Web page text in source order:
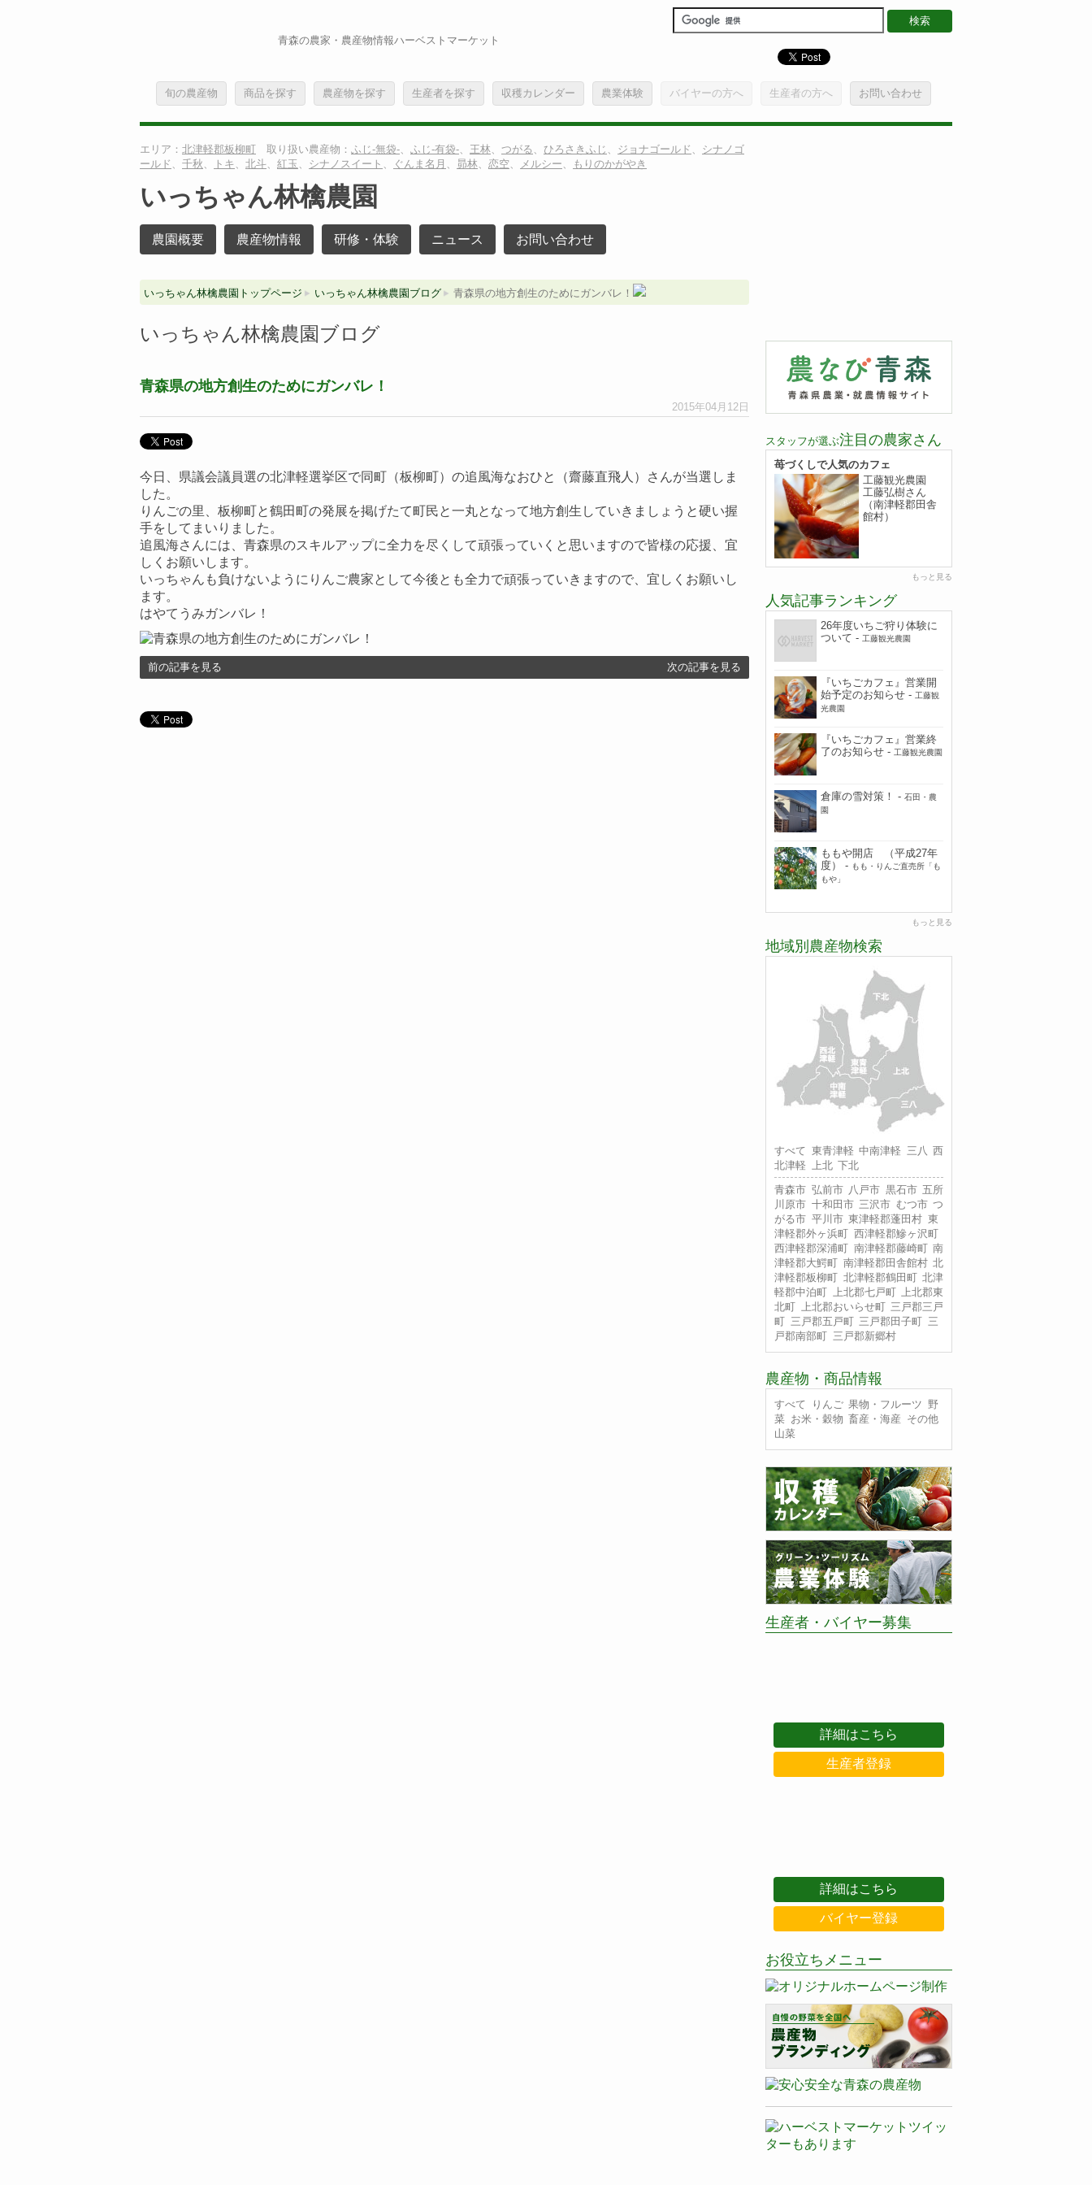
青森の農家・農産物情報ハーベストマーケット
旬の農産物 商品を探す 農産物を探す 生産者を探す 収穫カレンダー 農業体験 バイヤーの方へ 生産者の方へ お問い合わせ
エリア： 北津軽郡板柳町 取り扱い農産物： ふじ-無袋-、 ふじ-有袋-、 王林、 つがる、 ひろさきふじ 、 ジョナゴールド 、 シナノゴ
ールド 、 千秋、 トキ、 北斗、 紅玉 、 シナノスイート 、 ぐんま名月 、 昴林、 恋空、 メルシー、 もりのかがやき
いっちゃん林檎農園
農園概要 農産物情報 研修・体験 ニュース お問い合わせ
いっちゃん林檎農園トップページ いっちゃん林檎農園ブログ 青森県の地方創生のためにガンバレ！
いっちゃん林檎農園ブログ
青森県の地方創生のためにガンバレ！
2015年04月12日
今日、県議会議員選の北津軽選挙区で同町（板柳町）の追風海なおひと（齋藤直飛人）さんが当選しま
した。
りんごの里、板柳町と鶴田町の発展を掲げたて町民と一丸となって地方創生していきましょうと硬い握
手をしてまいりました。
追風海さんには、青森県のスキルアップに全力を尽くして頑張っていくと思いますので皆様の応援、宜
しくお願いします。
いっちゃんも負けないようにりんご農家として今後とも全力で頑張っていきますので、宜しくお願いし
ます。
はやてうみガンバレ！
前の記事を見る 次の記事を見る
スタッフが選ぶ注目の農家さん
苺づくしで人気のカフェ
工藤観光農園
工藤弘樹さん
（南津軽郡田舎
館村）
もっと見る
人気記事ランキング
26年度いちご狩り体験に
ついて - 工藤観光農園
『いちごカフェ』営業開
始予定のお知らせ - 工藤観
光農園
『いちごカフェ』営業終
了のお知らせ - 工藤観光農園
倉庫の雪対策！ - 石田・農
園
ももや開店 （平成27年
度）
- もも・りんご直売所「も
もや」
もっと見る
地域別農産物検索
すべて 東青津軽 中南津軽 三八 西
北津軽
上北 下北
青森市 弘前市 八戸市 黒石市 五所
川原市 十和田市 三沢市 むつ市 つ
がる市 平川市 東津軽郡蓬田村 東
津軽郡外ヶ浜町 西津軽郡鰺ヶ沢町
西津軽郡深浦町 南津軽郡藤崎町 南
津軽郡大鰐町 南津軽郡田舎館村 北
津軽郡板柳町 北津軽郡鶴田町 北津
軽郡中泊町
上北郡七戸町
上北郡東
北町
上北郡おいらせ町 三戸郡三戸
町 三戸郡五戸町 三戸郡田子町 三
戸郡南部町 三戸郡新郷村
農産物・商品情報
すべて りんご 果物・フルーツ 野
菜 お米・穀物 畜産・海産 その他
山菜
生産者・バイヤー募集
詳細はこちら
生産者登録
詳細はこちら
バイヤー登録
お役立ちメニュー